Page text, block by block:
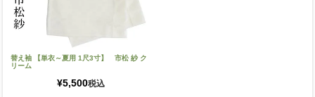
替え袖 【単衣～夏用 1尺3寸】 市松 紗 ク
リーム
¥5,500税込